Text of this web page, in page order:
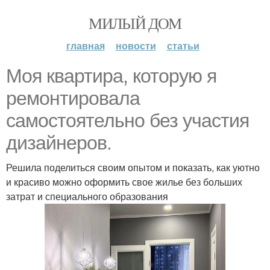
МИЛЫЙ ДОМ
главная новости статьи
Моя квартира, которую я
ремонтировала
самостоятельно без участия
дизайнеров.
Решила поделиться своим опытом и показать, как уютно
и красиво можно оформить свое жилье без больших
затрат и специального образования